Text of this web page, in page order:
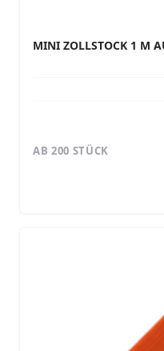
MINI ZOLLSTOCK 1 M
AB 200 STÜCK